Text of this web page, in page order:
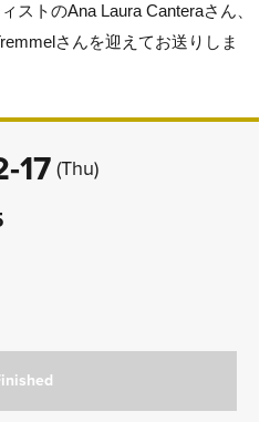
ストのAna Laura Canteraさん、
さんを迎えてお送りしま
17 (Thu)